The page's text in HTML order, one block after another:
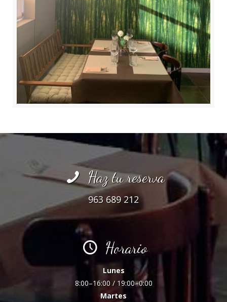
Haz tu reserva
963 689 212
Horario
Lunes
8:00–16:00 / 19:00–0:00
Martes